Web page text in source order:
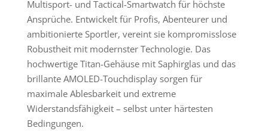
Multisport- und Tactical-Smartwatch für höchste
Ansprüche. Entwickelt für Profis, Abenteurer und
ambitionierte Sportler, vereint sie kompromisslose
Robustheit mit modernster Technologie. Das
hochwertige Titan-Gehäuse mit Saphirglas und das
brillante AMOLED-Touchdisplay sorgen für
maximale Ablesbarkeit und extreme
Widerstandsfähigkeit – selbst unter härtesten
Bedingungen.